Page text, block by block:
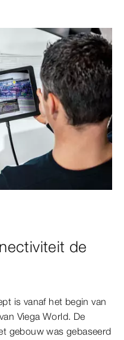
de
is vanaf het begin van
Viega World. De
gebouw was gebaseerd